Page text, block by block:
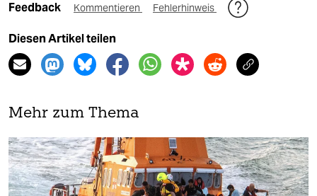
Feedback Kommentieren Fehlerhinweis
Diesen Artikel teilen
Mehr zum Thema